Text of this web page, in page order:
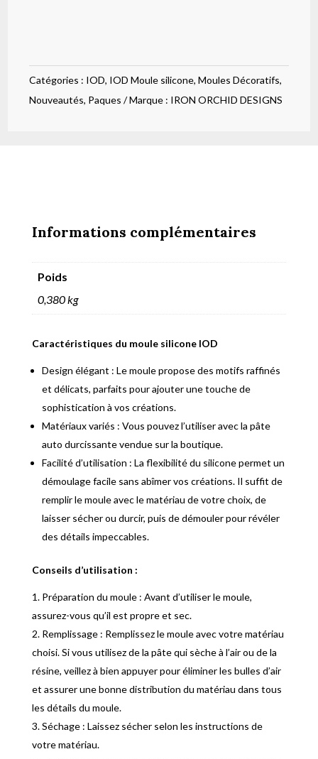
2
Catégories : IOD, IOD Moule silicone,Moules Décoratifs,
Nouveautés, Paques Marque : IRON ORCHID DESIGNS
Informations complémentaires
Poids
0,380 kg
Caractéristiques du moule silicone IOD
Design élégant : Le moule propose des motifs raffinés
et délicats, parfaits pour ajouter une touche de
sophistication à vos créations.
Matériaux variés : Vous pouvez l’utiliser avec la pâte
auto durcissante vendue sur la boutique.
Facilité d’utilisation : La flexibilité du silicone permet un
démoulage facile sans abîmer vos créations. Il suffit de
remplir le moule avec le matériau de votre choix, de
laisser sécher ou durcir, puis de démouler pour révéler
des détails impeccables.
Conseils d’utilisation :
Préparation du moule : Avant d’utiliser le moule,
assurez-vous qu’il est propre et sec.
Remplissage : Remplissez le moule avec votre matériau
choisi. Si vous utilisez de la pâte qui sèche à l’air ou de la
résine, veillez à bien appuyer pour éliminer les bulles d’air
et assurer une bonne distribution du matériau dans tous
les détails du moule.
Séchage : Laissez sécher selon les instructions de
votre matériau.